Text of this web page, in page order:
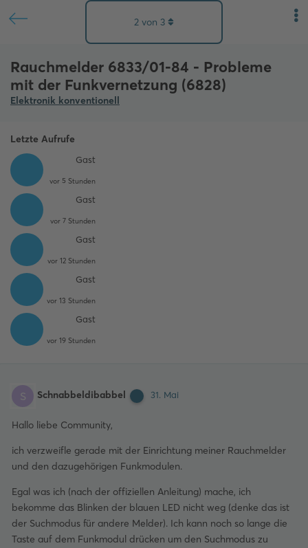
Elektronik konventionell
Rauchmelder 6833/01-84 - Probleme
mit der Funkvernetzung (6828)
Letzte Aufrufe
Gast
vor 5 Stunden
Gast
vor 7 Stunden
Gast
vor 12 Stunden
Gast
vor 13 Stunden
Gast
vor 19 Stunden
2 von 3
S Schnabbeldibabbel 31. Mai
Hallo liebe Community,
ich verzweifle gerade mit der Einrichtung meiner Rauchmelder
und den dazugehörigen Funkmodulen.
Egal was ich (nach der offiziellen Anleitung) mache, ich
bekomme das Blinken der blauen LED nicht weg (denke das ist
der Suchmodus für andere Melder). Ich kann noch so lange die
Taste auf dem Funkmodul drücken um den Suchmodus zu